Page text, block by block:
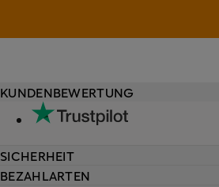
KUNDENBEWERTUNG
SICHERHEIT
BEZAHLARTEN